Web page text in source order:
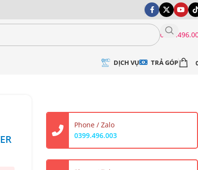
DỊCH VỤ TRẢ GÓP
Phone / Zalo
0399.496.003